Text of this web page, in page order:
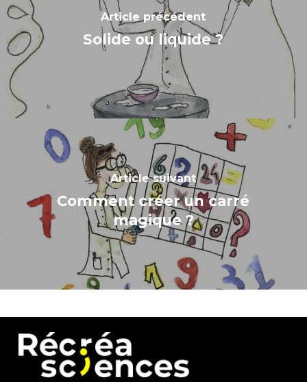
Article précédent
Solide ou liquide ?
Article suivant
Comment créer un carré
magique ?